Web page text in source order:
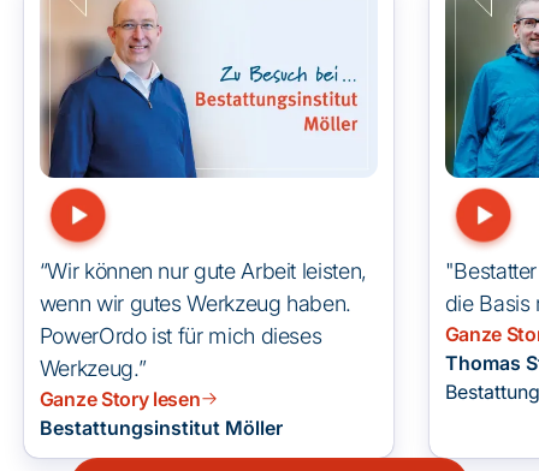
“Wir können nur gute Arbeit leisten,
wenn wir gutes Werkzeug haben.
PowerOrdo ist für mich dieses
Werkzeug.”
Ganze Story lesen
Bestattungsinstitut Möller
die Basis
Ganze
Thomas